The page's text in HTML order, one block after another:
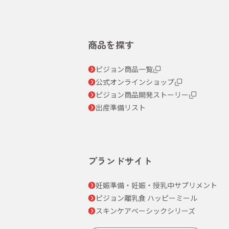
商品を探す
ピジョン商品一覧
公式オンラインショップ
ピジョン商品開発ストーリー
出産準備リスト
ブランドサイト
妊娠準備・妊娠・授乳中サプリメント
ピジョン離乳食 ハッピーミール
スキンケアベーシックシリーズ